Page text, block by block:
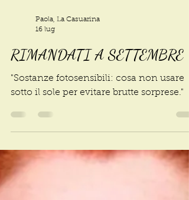
Paola, La Casuarina
RIMANDATI A SETTEMBRE
"Sostanze fotosensibili: cosa non usare
sotto il sole per evitare brutte sorprese."